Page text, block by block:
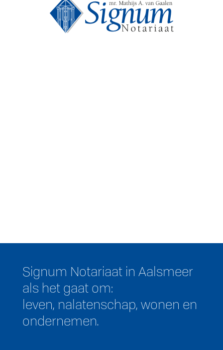
Signum Notariaat in Aalsmeer
als het gaat om:
leven, nalatenschap, wonen en
ondernemen.